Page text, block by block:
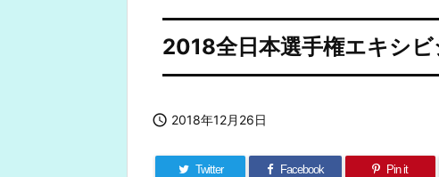
2018全日本選手権エキシ
 2018年12月26日
Twitter Facebook Pin it